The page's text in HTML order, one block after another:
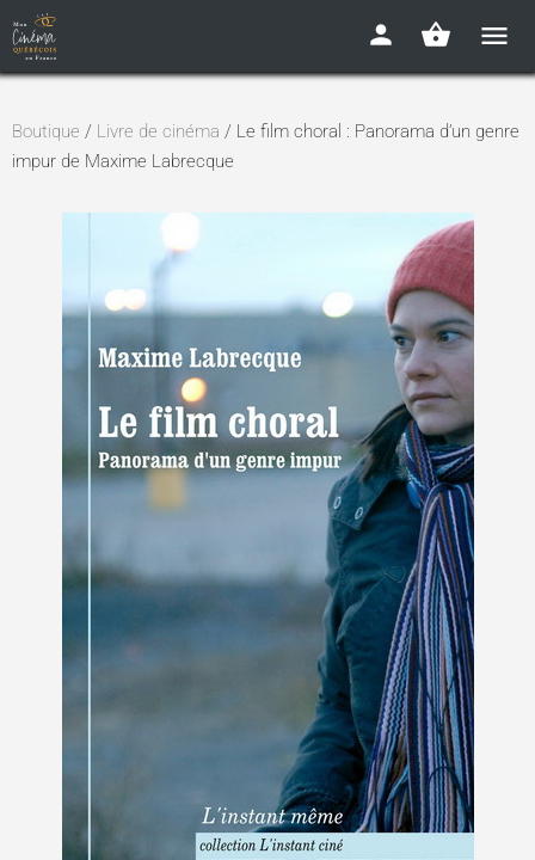
Boutique / Livre de cinéma / Le film choral : Panorama d’un genre
impur de Maxime Labrecque